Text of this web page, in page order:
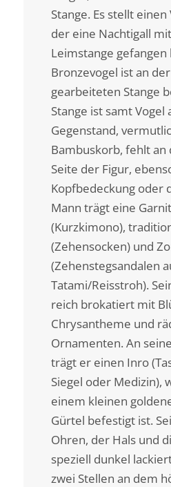
Stange. Es stellt
der eine Nachtigall
Leimstange
Bronzevogel ist an
gearbeiteten Stange
Stange ist samt Vogel
Gegenstand,
Bambuskorb, fehlt an
Seite der Figur,
Kopfbedeckung oder
Mann trägt eine
(Kurzkimono),
(Zehensocken) und
(Zehenstegsandalen
Tatami/Reisstroh).
reich brokatiert mit
Chrysantheme und
Ornamenten. An
trägt er einen Inro
Siegel oder Medizin),
einem kleinen
Gürtel befestigt ist.
Ohren, der Hals und
speziell dunkel
zwei Stellen an dem